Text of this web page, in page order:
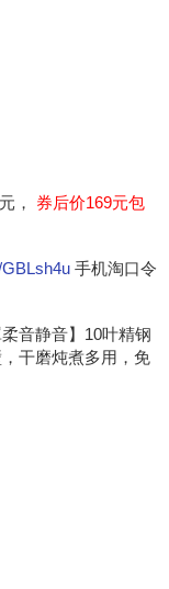
， 券后价169元包
手机淘口令
音静音】10叶精钢
干磨炖煮多用，免